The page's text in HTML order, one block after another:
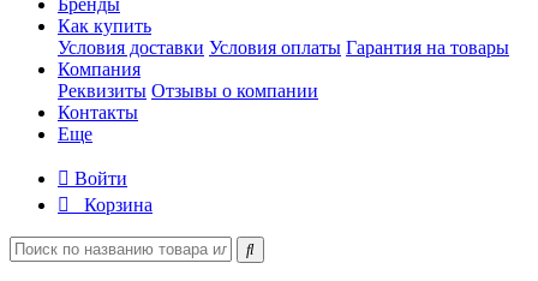
Бренды
Как купить
Условия доставки Условия оплаты Гарантия на товары
Компания
Реквизиты Отзывы о компании
Контакты
Еще
Войти
Корзина